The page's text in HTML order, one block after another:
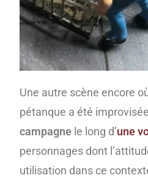
Une autre scène encore
pétanque a été
campagne le long d’une
personnages dont
utilisation dans ce